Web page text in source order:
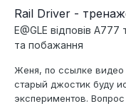
Rail Driver -
E@GLE відповів A777
та побажання
Женя, по ссылке
старый джостик буду
экспериментов.